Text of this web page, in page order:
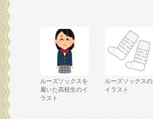
ルーズソックスを
履いた高校生のイ
ラスト
ルーズソックスの
イラスト